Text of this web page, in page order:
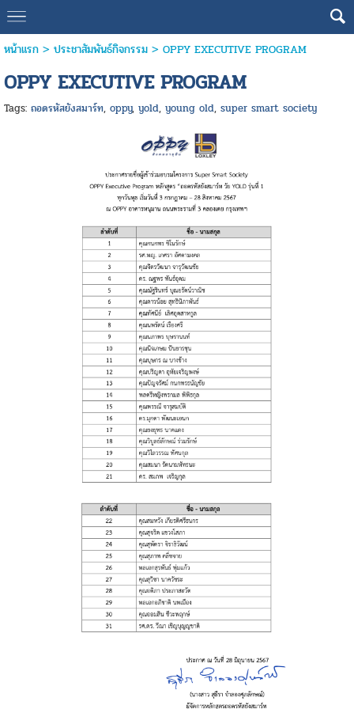
หน้าแรก> ประชาสัมพันธ์กิจกรรม> OPPY EXECUTIVE PROGRAM
OPPY EXECUTIVE PROGRAM
Tags: ถอดรหัสยังสมาร์ท, oppy, yold, young old, super smart society